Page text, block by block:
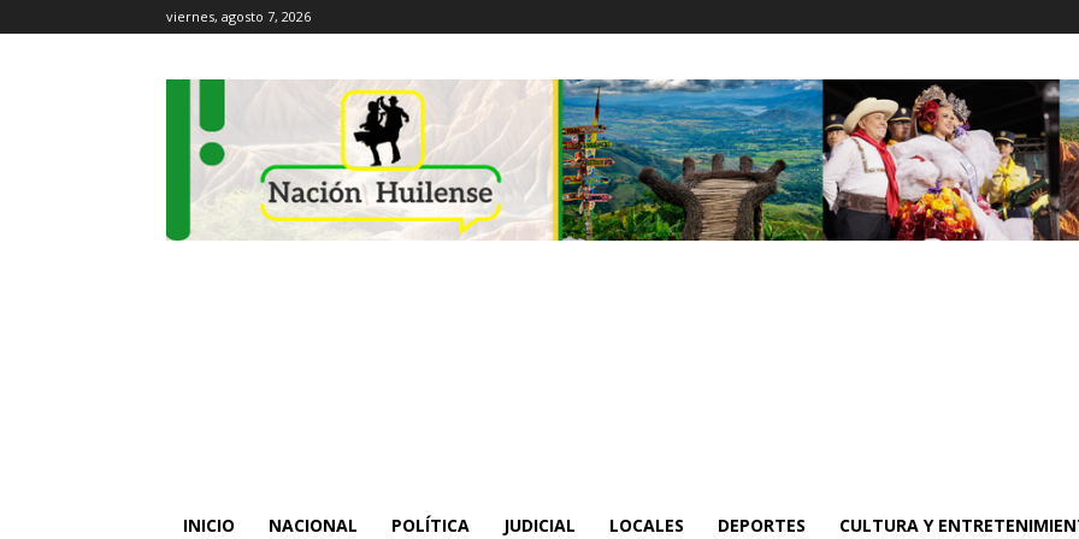
viernes, agosto 7, 2026
INICIO NACIONAL POLÍTICA JUDICIAL LOCALES DEPORTES CULTURA Y